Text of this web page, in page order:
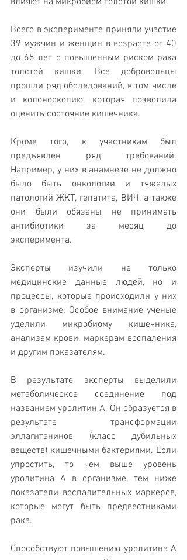
Всего в эксперименте приняли участие
39 мужчин и женщин в возрасте от 40
до 65 лет с повышенным риском рака
толстой кишки. Все добровольцы
прошли ряд обследований, в том числе
и колоноскопию, которая позволила
оценить состояние кишечника.
Кроме того, к участникам был
предъявлен ряд требований.
Например, у них в анамнезе не должно
было быть онкологии и тяжелых
патологий ЖКТ, гепатита, ВИЧ, а также
они были обязаны не принимать
антибиотики за месяц до
эксперимента.
Эксперты изучили не только
медицинские данные людей, но и
процессы, которые происходили у них
в организме. Особое внимание ученые
уделили микробиому кишечника,
анализам крови, маркерам воспаления
и другим показателям.
В результате эксперты выделили
метаболическое соединение под
названием уролитин А. Он образуется в
результате трансформации
эллагитанинов (класс дубильных
веществ) кишечными бактериями. Если
упростить, то чем выше уровень
уролитина А в организме, тем ниже
показатели воспалительных маркеров,
которые могут быть предвестниками
рака.
Способствуют повышению уролитина А